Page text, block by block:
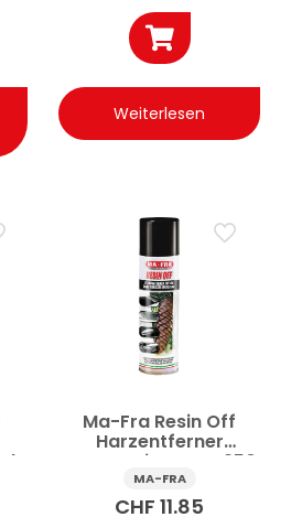
Weiterlesen
Ma-Fra Resin Off
Harzentferner
Karosserie Spray 250
ml
MA-FRA
CHF 11.85